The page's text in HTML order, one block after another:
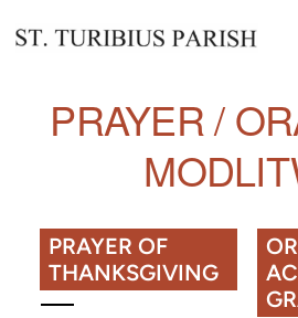
PRAYER /
PRAYER OF
THANKSGIVING